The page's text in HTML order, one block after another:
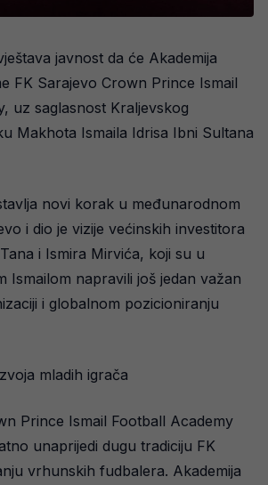
javnost da će Akademija
FK Sarajevo Crown Prince Ismail
uz saglasnost Kraljevskog
Makhota Ismaila Idrisa Ibni Sultana
novi korak u međunarodnom
i dio je vizije većinskih investitora
i Ismira Mirvića, koji su u
Ismailom napravili još jedan važan
i globalnom pozicioniranju
mladih igrača
Prince Ismail Football Academy
unaprijedi dugu tradiciju FK
vrhunskih fudbalera. Akademija